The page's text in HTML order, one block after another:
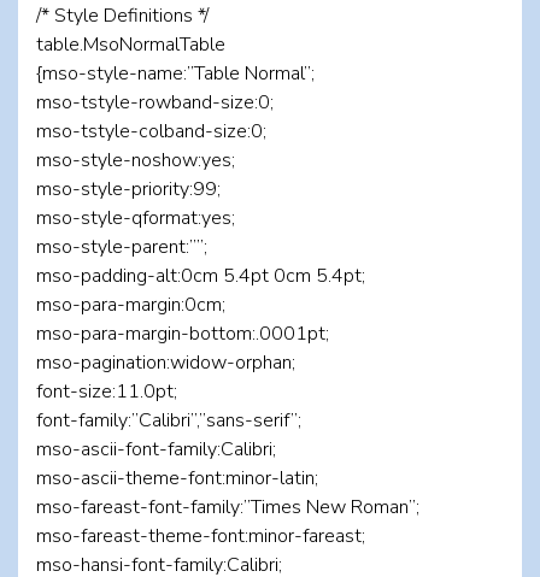
/* Style Definitions */
table.MsoNormalTable
{mso-style-name:”Table Normal”;
mso-tstyle-rowband-size:0;
mso-tstyle-colband-size:0;
mso-style-noshow:yes;
mso-style-priority:99;
mso-style-qformat:yes;
mso-style-parent:””;
mso-padding-alt:0cm 5.4pt 0cm 5.4pt;
mso-para-margin:0cm;
mso-para-margin-bottom:.0001pt;
mso-pagination:widow-orphan;
font-size:11.0pt;
font-family:”Calibri”,”sans-serif”;
mso-ascii-font-family:Calibri;
mso-ascii-theme-font:minor-latin;
mso-fareast-font-family:”Times New Roman”;
mso-fareast-theme-font:minor-fareast;
mso-hansi-font-family:Calibri;